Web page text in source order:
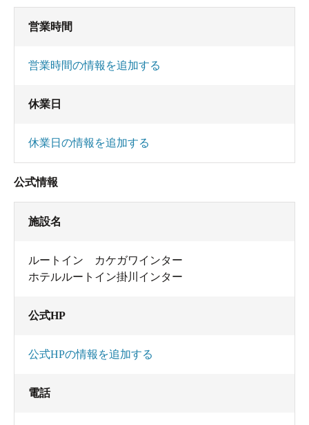
営業時間
営業時間の情報を追加する
休業日
休業日の情報を追加する
公式情報
施設名
ルートイン カケガワインター
ホテルルートイン掛川インター
公式HP
公式HPの情報を追加する
電話